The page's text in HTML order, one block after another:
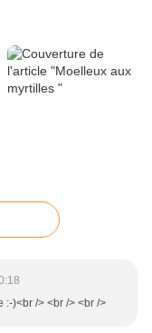
:-)<br /> <br /> <br />